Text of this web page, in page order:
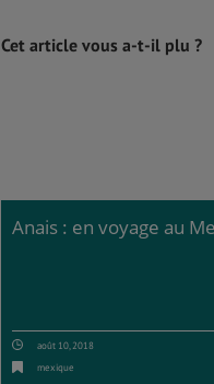
Cet article vous a-t-il plu ?
Anais : en voyage au
août 10, 2018
mexique